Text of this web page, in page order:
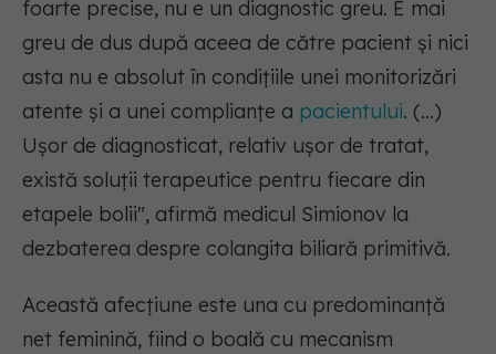
foarte precise, nu e un diagnostic greu. E mai
greu de dus după aceea de către pacient și nici
asta nu e absolut în condițiile unei monitorizări
atente și a unei complianțe a pacientului. (...)
Ușor de diagnosticat, relativ ușor de tratat,
există soluții terapeutice pentru fiecare din
etapele bolii", afirmă medicul Simionov la
dezbaterea despre colangita biliară primitivă.
Această afecțiune este una cu predominanță
net feminină, fiind o boală cu mecanism